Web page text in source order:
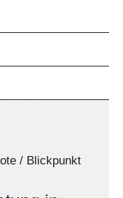
/ Blickpunkt